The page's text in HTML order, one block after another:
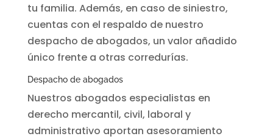
tu familia. Además, en caso de siniestro,
cuentas con el respaldo de nuestro
despacho de abogados, un valor añadido
único frente a otras corredurías.
Despacho de abogados
Nuestros abogados especialistas en
derecho mercantil, civil, laboral y
administrativo aportan asesoramiento